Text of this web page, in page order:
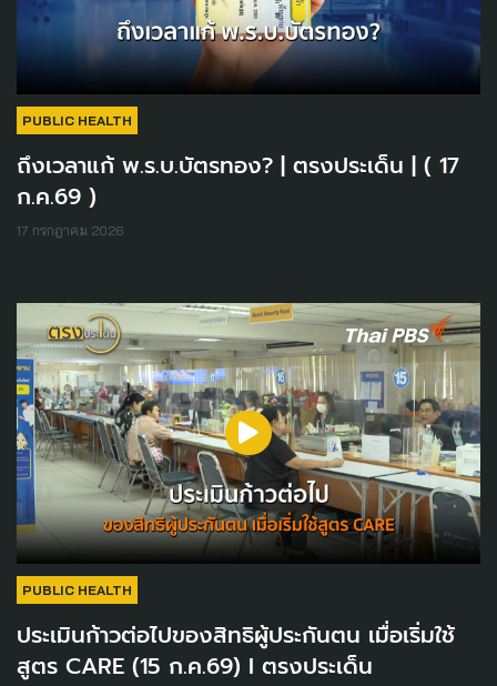
PUBLIC HEALTH
ถึงเวลาแก้ พ.ร.บ.บัตรทอง? | ตรงประเด็น | ( 17
ก.ค.69 )
17 กรกฎาคม 2026
PUBLIC HEALTH
ประเมินก้าวต่อไปของสิทธิผู้ประกันตน เมื่อเริ่มใช้
สูตร CARE (15 ก.ค.69) I ตรงประเด็น